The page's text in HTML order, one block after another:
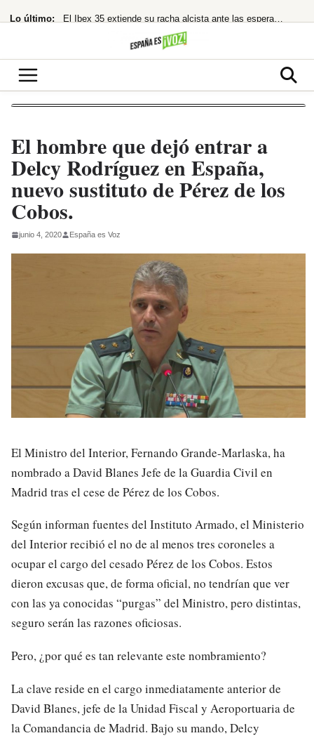
al Lo último: El Ibex 35 extiende su racha alcista ante las esperanzas de acuerdo entre EEUU
Temen imputación por financiación ilegal tras la condena a Ábalos
El hombre que dejó entrar a
Delcy Rodríguez en España,
nuevo sustituto de Pérez de los
Cobos.
junio 4, 2020 España es Voz
El Ministro del Interior, Fernando Grande-Marlaska, ha
nombrado a David Blanes Jefe de la Guardia Civil en
Madrid tras el cese de Pérez de los Cobos.
Según informan fuentes del Instituto Armado, el Ministerio
del Interior recibió el no de al menos tres coroneles a
ocupar el cargo del cesado Pérez de los Cobos. Estos
dieron excusas que, de forma oficial, no tendrían que ver
con las ya conocidas “purgas” del Ministro, pero distintas,
seguro serán las razones oficiosas.
Pero, ¿por qué es tan relevante este nombramiento?
La clave reside en el cargo inmediatamente anterior de
David Blanes, jefe de la Unidad Fiscal y Aeroportuaria de
la Comandancia de Madrid. Bajo su mando, Delcy